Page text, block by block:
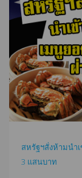
สหรัฐฯสั่งห้ามนำ
3 แสนบาท